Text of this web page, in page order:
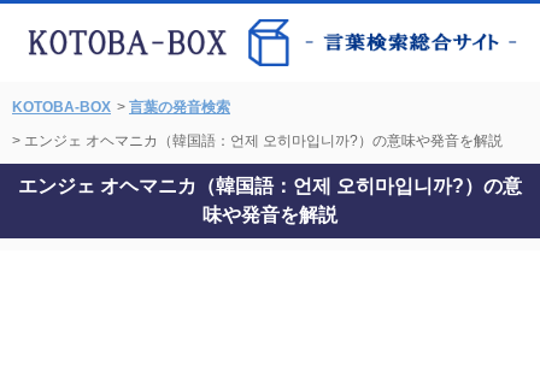
KOTOBA-BOX > 言葉の発音検索
> エンジェ オヘマニカ（韓国語：언제 오히마입니까?）の意味や発音を解説
エンジェ オヘマニカ（韓国語：언제 오히마입니까?）の意
味や発音を解説